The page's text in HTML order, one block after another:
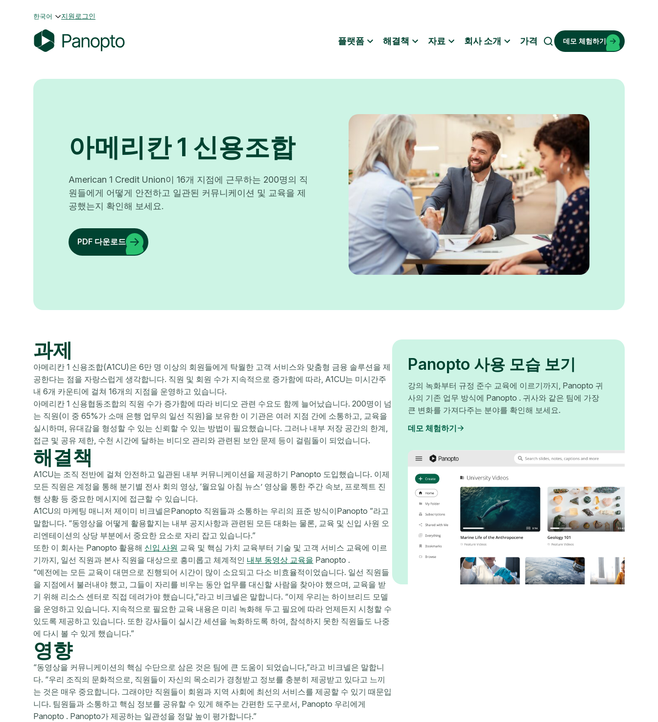
한국어 지원 로그인
n
플랫폼 해결책 자료 회사 소개 가격
검
데모 체험하기
아메리칸 1 신용조합
American 1 Credit Union이 16개 지점에 근무하는 200명의 직
원들에게 어떻게 안전하고 일관된 커뮤니케이션 및 교육을 제
공했는지 확인해 보세요.
PDF 다운로드
과제
아메리칸 1 신용조합(A1CU)은 6만 명 이상의 회원들에게 탁월한 고객 서비스와 맞춤형 금융 솔루션을 제
공한다는 점을 자랑스럽게 생각합니다. 직원 및 회원 수가 지속적으로 증가함에 따라, A1CU는 미시간주
내 6개 카운티에 걸쳐 16개의 지점을 운영하고 있습니다.
아메리칸 1 신용협동조합의 직원 수가 증가함에 따라 비디오 관련 수요도 함께 늘어났습니다. 200명이 넘
는 직원(이 중 65%가 소매 은행 업무의 일선 직원)을 보유한 이 기관은 여러 지점 간에 소통하고, 교육을
실시하며, 유대감을 형성할 수 있는 신뢰할 수 있는 방법이 필요했습니다. 그러나 내부 저장 공간의 한계,
접근 및 공유 제한, 수천 시간에 달하는 비디오 관리와 관련된 보안 문제 등이 걸림돌이 되었습니다.
해결책
A1CU는 조직 전반에 걸쳐 안전하고 일관된 내부 커뮤니케이션을 제공하기 Panopto 도입했습니다. 이제
모든 직원은 계정을 통해 분기별 전사 회의 영상, ‘월요일 아침 뉴스’ 영상을 통한 주간 속보, 프로젝트 진
행 상황 등 중요한 메시지에 접근할 수 있습니다.
A1CU의 마케팅 매니저 제이미 비크넬은Panopto 직원들과 소통하는 우리의 표준 방식이Panopto ”라고
말합니다. “동영상을 어떻게 활용할지는 내부 공지사항과 관련된 모든 대화는 물론, 교육 및 신입 사원 오
리엔테이션의 상당 부분에서 중요한 요소로 자리 잡고 있습니다.”
또한 이 회사는 Panopto 활용해 신입 사원 교육 및 핵심 가치 교육부터 기술 및 고객 서비스 교육에 이르
기까지, 일선 직원과 본사 직원을 대상으로 흥미롭고 체계적인 내부 동영상 교육을 Panopto .
“예전에는 모든 교육이 대면으로 진행되어 시간이 많이 소요되고 다소 비효율적이었습니다. 일선 직원들
을 지점에서 불러내야 했고, 그들이 자리를 비우는 동안 업무를 대신할 사람을 찾아야 했으며, 교육을 받
기 위해 리소스 센터로 직접 데려가야 했습니다,”라고 비크넬은 말합니다. “이제 우리는 하이브리드 모델
을 운영하고 있습니다. 지속적으로 필요한 교육 내용은 미리 녹화해 두고 필요에 따라 언제든지 시청할 수
있도록 제공하고 있습니다. 또한 강사들이 실시간 세션을 녹화하도록 하여, 참석하지 못한 직원들도 나중
에 다시 볼 수 있게 했습니다.”
영향
“동영상을 커뮤니케이션의 핵심 수단으로 삼은 것은 팀에 큰 도움이 되었습니다,”라고 비크넬은 말합니
다. “우리 조직의 문화적으로, 직원들이 자신의 목소리가 경청받고 정보를 충분히 제공받고 있다고 느끼
는 것은 매우 중요합니다. 그래야만 직원들이 회원과 지역 사회에 최선의 서비스를 제공할 수 있기 때문입
니다. 팀원들과 소통하고 핵심 정보를 공유할 수 있게 해주는 간편한 도구로서, Panopto 우리에게
Panopto . Panopto가 제공하는 일관성을 정말 높이 평가합니다.”
Panopto 사용 모습 보기
강의 녹화부터 규정 준수 교육에 이르기까지, Panopto 귀
사의 기존 업무 방식에 Panopto . 귀사와 같은 팀에 가장
큰 변화를 가져다주는 분야를 확인해 보세요.
데모 체험하기